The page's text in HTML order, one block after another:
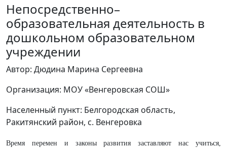
Непосредственно–
образовательная деятельность в
дошкольном образовательном
учреждении
Автор: Дюдина Марина Сергеевна
Организация: МОУ «Венгеровская СОШ»
Населенный пункт: Белгородская область,
Ракитянский район, с. Венгеровка
Время перемен и законы развития заставляют нас учиться,